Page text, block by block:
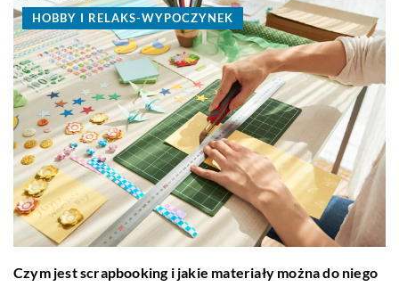
HOBBY I RELAKS-WYPOCZYNEK
Czym jest scrapbooking i jakie materiały można do niego